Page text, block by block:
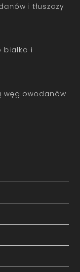
i tłuszczy
i
węglowodanów